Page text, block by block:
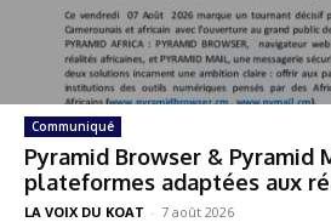
Communiqué
Pyramid Browser & Pyramid
plateformes adaptées aux
LA VOIX DU KOAT - 7 août 2026